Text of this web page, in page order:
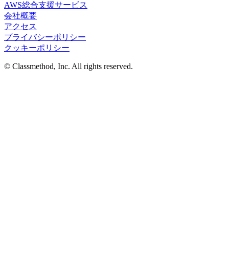
AWS総合支援サービス
会社概要
アクセス
プライバシーポリシー
クッキーポリシー
© Classmethod, Inc. All rights reserved.